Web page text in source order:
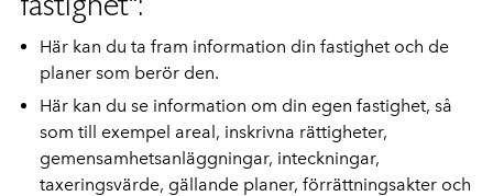
Här kan du ta fram information din fastighet och de
planer som berör den.
Här kan du se information om din egen fastighet, så
som till exempel areal, inskrivna rättigheter,
gemensamhetsanläggningar, inteckningar,
taxeringsvärde, gällande planer, förrättningsakter och